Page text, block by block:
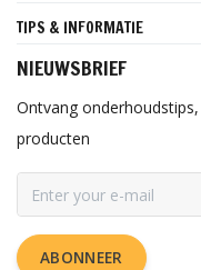
TIPS & INFORMATIE
NIEUWSBRIEF
Ontvang
producten
ABONNEER